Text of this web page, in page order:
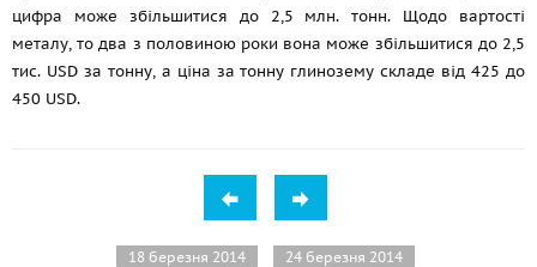
цифра може збільшитися до 2,5 млн. тонн. Щодо вартості
металу, то два з половиною роки вона може збільшитися до 2,5
тис. USD за тонну, а ціна за тонну глинозему складе від 425 до
450 USD.
18 березня 2014 24 березня 2014